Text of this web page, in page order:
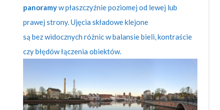
panoramyw płaszczyźnie poziomej od lewej lub
prawej strony. Ujęcia składowe klejone
są bez widocznych różnic w balansie bieli, kontraście
czy błędów łączenia obiektów.